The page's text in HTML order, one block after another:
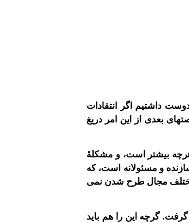
داشتيم اگر انتقادات
بعدى از اين امر دريغ
بيشتر است، و مشکلۀ
و مسئولانه است، که
مختلف مجال طرح شدن نمى
گرفت. گرچه اين را هم بايد